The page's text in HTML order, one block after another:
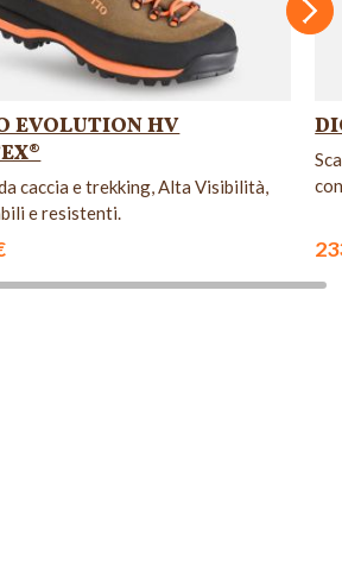
EVOLUTION HV
caccia e trekking, Alta Visibilità,
e resistenti.